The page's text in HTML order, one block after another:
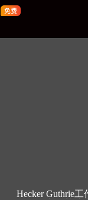
Hecker Guthrie